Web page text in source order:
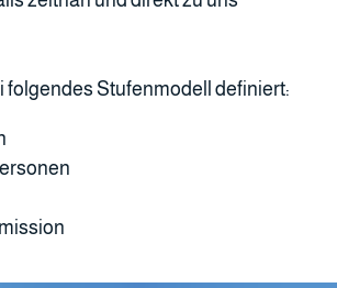
folgendes Stufenmodell definiert: